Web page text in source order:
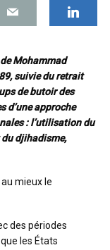
Mohammad
suivie du retrait
de butoir des
d’une approche
: l’utilisation du
djihadisme,
mieux le
des périodes
les États